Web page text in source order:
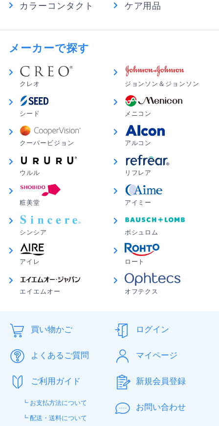
カラーコンタクト ケア用品
メーカーで探す
クレオ ジョンソン＆ジョンソン
シード メニコン
クーパービジョン アルコン
ウルル リフレア
粧美堂 アイミー
シンシア ボシュロム
アイレ ロート
エイエムオー オフテクス
買い物かご
よくあるご質問
ご利用ガイド
┗ お支払方法について
┗ 配送・送料について
ログイン
マイページ
新規会員登録
お問い合わせ